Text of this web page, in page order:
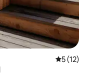
평점 5점
5 (12)